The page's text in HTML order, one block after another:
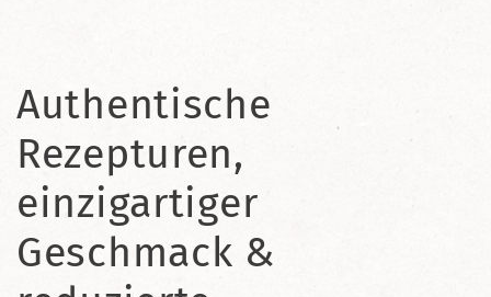
Authentische
Rezepturen,
einzigartiger
Geschmack &